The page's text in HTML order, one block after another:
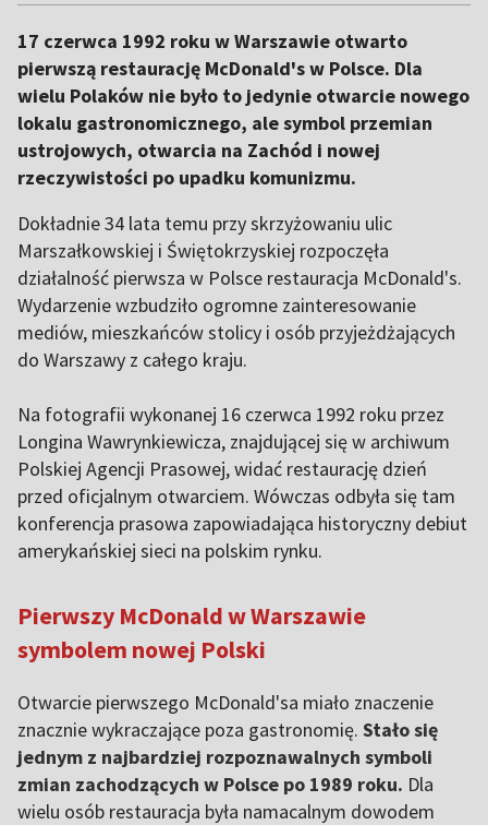
17 czerwca 1992 roku w Warszawie otwarto
pierwszą restaurację McDonald's w Polsce. Dla
wielu Polaków nie było to jedynie otwarcie nowego
lokalu gastronomicznego, ale symbol przemian
ustrojowych, otwarcia na Zachód i nowej
rzeczywistości po upadku komunizmu.
Dokładnie 34 lata temu przy skrzyżowaniu ulic
Marszałkowskiej i Świętokrzyskiej rozpoczęła
działalność pierwsza w Polsce restauracja McDonald's.
Wydarzenie wzbudziło ogromne zainteresowanie
mediów, mieszkańców stolicy i osób przyjeżdżających
do Warszawy z całego kraju.
Na fotografii wykonanej 16 czerwca 1992 roku przez
Longina Wawrynkiewicza, znajdującej się w archiwum
Polskiej Agencji Prasowej, widać restaurację dzień
przed oficjalnym otwarciem. Wówczas odbyła się tam
konferencja prasowa zapowiadająca historyczny debiut
amerykańskiej sieci na polskim rynku.
Pierwszy McDonald w Warszawie
symbolem nowej Polski
Otwarcie pierwszego McDonald'sa miało znaczenie
znacznie wykraczające poza gastronomię. Stało się
jednym z najbardziej rozpoznawalnych symboli
zmian zachodzących w Polsce po 1989 roku. Dla
wielu osób restauracja była namacalnym dowodem